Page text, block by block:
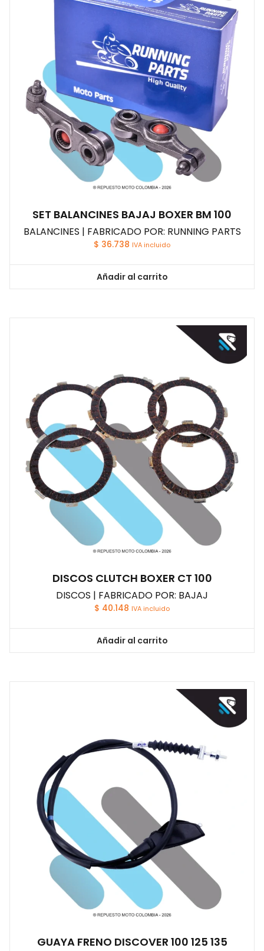
SET BALANCINES BAJAJ BOXER BM 100
BALANCINES | FABRICADO POR: RUNNING PARTS
$ 36.738 IVA incluido
Añadir al carrito
DISCOS CLUTCH BOXER CT 100
DISCOS | FABRICADO POR: BAJAJ
$ 40.148 IVA incluido
Añadir al carrito
GUAYA FRENO DISCOVER 100 125 135